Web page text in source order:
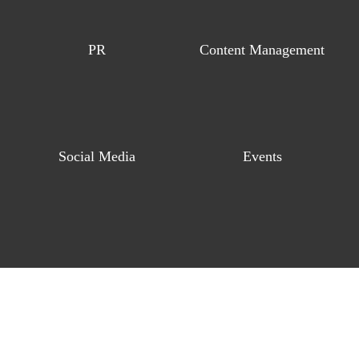
PR Content Management
Social Media Events